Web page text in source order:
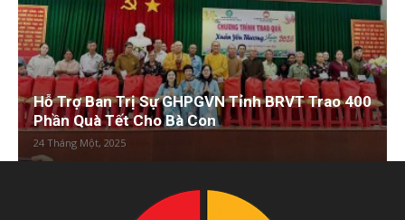
Hỗ Trợ Ban Trị Sự GHPGVN Tỉnh BRVT Trao 400
Phần Quà Tết Cho Bà Con
24 Tháng Một, 2025